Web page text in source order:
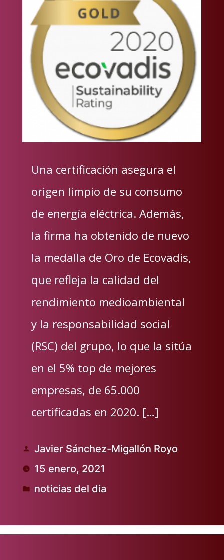
Una certificación asegura el
origen limpio de su consumo
de energía eléctrica. Además,
la firma ha obtenido de nuevo
la medalla de Oro de Ecovadis,
que refleja la calidad del
rendimiento medioambiental
y la responsabilidad social
(RSC) del grupo, lo que la sitúa
en el 5% top de mejores
empresas, de 65.000
certificadas en 2020. […]
Publicado
por
Javier Sánchez-Migallón Royo
15 enero, 2021
Publicado
noticias del dia